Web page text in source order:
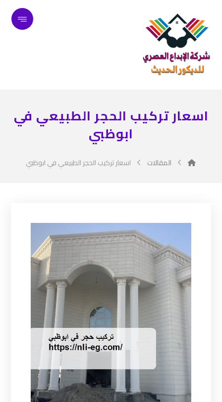
اسعار تركيب الحجر الطبيعي في
ابوظبي
المقالات اسعار تركيب الحجر الطبيعي في ابوظبي